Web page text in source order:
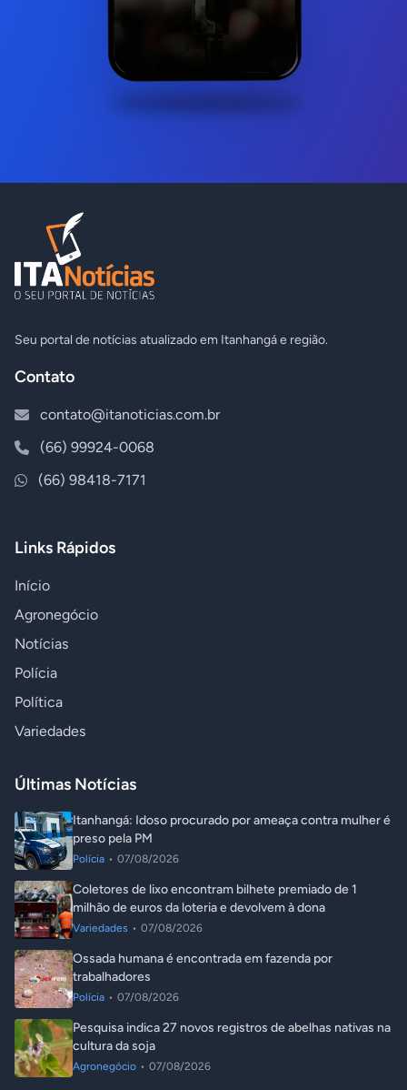
Seu portal de notícias atualizado em Itanhangá e região.
Contato
contato@itanoticias.com.br
(66) 99924-0068
(66) 98418-7171
Links Rápidos
Início
Agronegócio
Notícias
Polícia
Política
Variedades
Últimas Notícias
Itanhangá: Idoso procurado por ameaça contra mulher é
preso pela PM
Polícia • 07/08/2026
Coletores de lixo encontram bilhete premiado de 1
milhão de euros da loteria e devolvem à dona
Variedades • 07/08/2026
Ossada humana é encontrada em fazenda por
trabalhadores
Polícia • 07/08/2026
Pesquisa indica 27 novos registros de abelhas nativas na
cultura da soja
Agronegócio • 07/08/2026